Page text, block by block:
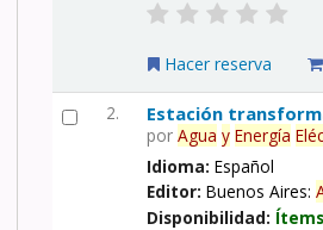
Hacer reserva
2. Estación
porAgua y Energía
Idioma:Español
Editor:Buenos Aires:
Disponibilidad: